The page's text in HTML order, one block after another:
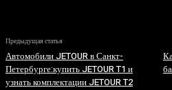
Предыдущая статья
Автомобили JETOUR в Санкт-
Петербурге:купить JETOUR T1 и
узнать комплектации JETOUR T2